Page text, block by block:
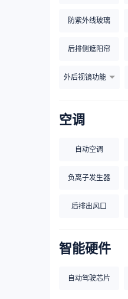
防紫外线玻璃
后排侧遮阳帘
外后视镜功能
空调
自动空调
负离子发生器
后排出风口
智能硬件
自动驾驶芯片